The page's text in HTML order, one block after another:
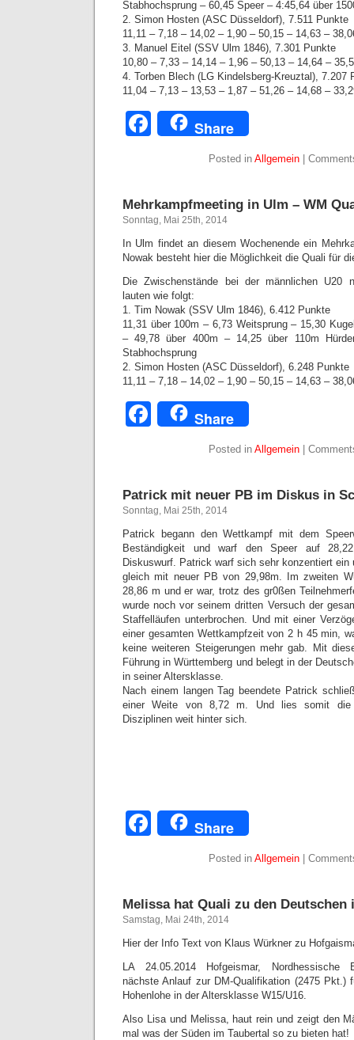
Stabhochsprung – 60,45 Speer – 4:45,64 über
2. Simon Hosten (ASC Düsseldorf), 7.511 Punkte
11,11 – 7,18 – 14,02 – 1,90 – 50,15 – 14,63 –
3. Manuel Eitel (SSV Ulm 1846), 7.301 Punkte
10,80 – 7,33 – 14,14 – 1,96 – 50,13 – 14,64 –
4. Torben Blech (LG Kindelsberg-Kreuztal), 7.207
11,04 – 7,13 – 13,53 – 1,87 – 51,26 – 14,68 –
Facebook
Share
Posted in Allgemein|
Mehrkampfmeeting in Ulm – WM
Sonntag, Mai 25th, 2014
In Ulm findet an diesem Wochenende ein
Nowak besteht hier die Möglichkeit die Quali für
Die Zwischenstände bei der männlichen U20
lauten wie folgt:
1. Tim Nowak (SSV Ulm 1846), 6.412 Punkte
11,31 über 100m – 6,73 Weitsprung – 15,30
– 49,78 über 400m – 14,25 über 110m
Stabhochsprung
2. Simon Hosten (ASC Düsseldorf), 6.248 Punkte
11,11 – 7,18 – 14,02 – 1,90 – 50,15 – 14,63 –
Facebook
Share
Posted in Allgemein|
Patrick mit neuer PB im Diskus in
Sonntag, Mai 25th, 2014
Patrick begann den Wettkampf mit dem
Beständigkeit und warf den Speer auf
Diskuswurf. Patrick warf sich sehr konzentiert ein
gleich mit neuer PB von 29,98m. Im zweiten
28,86 m und er war, trotz des gr0ßen
wurde noch vor seinem dritten Versuch der
Staffelläufen unterbrochen. Und mit einer
einer gesamten Wettkampfzeit von 2 h 45 min,
keine weiteren Steigerungen mehr gab. Mit
Führung in Württemberg und belegt in der
in seiner Altersklasse.
Nach einem langen Tag beendete Patrick
einer Weite von 8,72 m. Und lies somit die
Disziplinen weit hinter sich.
Facebook
Share
Posted in Allgemein|
Melissa hat Quali zu den Deutschen
Samstag, Mai 24th, 2014
Hier der Info Text von Klaus Würkner zu
LA 24.05.2014 Hofgeismar, Nordhessische
nächste Anlauf zur DM-Qualifikation (2475 Pkt.)
Hohenlohe in der Altersklasse W15/U16.
Also Lisa und Melissa, haut rein und zeigt den
mal was der Süden im Taubertal so zu bieten hat!